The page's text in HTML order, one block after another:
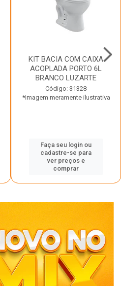
KIT BACIA COM CAIXA
ACOPLADA PORTO 6L
BRANCO LUZARTE
Código: 31328
*Imagem meramente ilustrativa
Faça seu login ou
cadastre-se para
ver preços e
comprar